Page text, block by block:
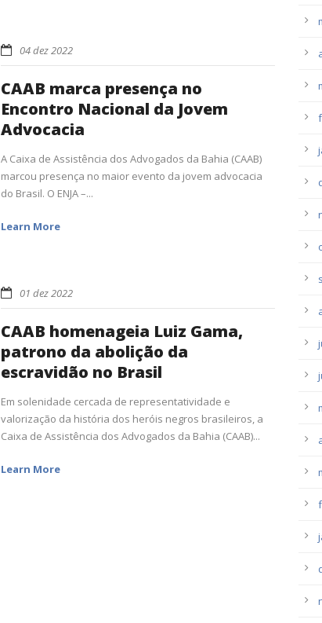
04 dez 2022
CAAB marca presença no
Encontro Nacional da Jovem
Advocacia
A Caixa de Assistência dos Advogados da Bahia (CAAB)
marcou presença no maior evento da jovem advocacia
do Brasil. O ENJA –...
Learn More
01 dez 2022
CAAB homenageia Luiz Gama,
patrono da abolição da
escravidão no Brasil
Em solenidade cercada de representatividade e
valorização da história dos heróis negros brasileiros, a
Caixa de Assistência dos Advogados da Bahia (CAAB)...
Learn More